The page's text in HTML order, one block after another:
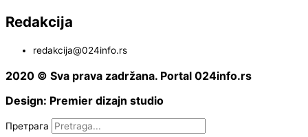
Redakcija
redakcija@024info.rs
2020 © Sva prava zadržana. Portal 024info.rs
Design: Premier dizajn studio
Претрага